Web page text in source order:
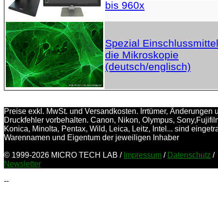
bis 960x
Spezial
die Mikroskopie
(deutsch/englisch)
Preise exkl. MwSt. und Versandkosten. Irrtümer, Änderungen
Druckfehler vorbehalten. Canon, Nikon, Olympus,
Konica, Minolta, Pentax, Wild, Leica, Leitz, Intel... sind
Warennamen und Eigentum der jeweiligen Inhaber
© 1999-2026 MICRO TECH LAB / Impressum / Datenschutz /
Newsletter
--